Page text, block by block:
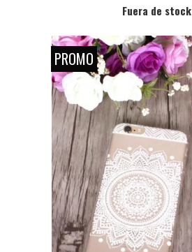
Fuera de stock
PROMO